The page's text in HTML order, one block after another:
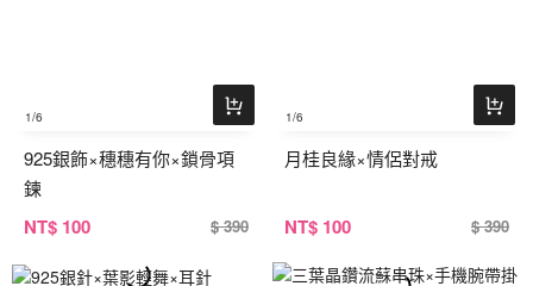
1/6
925銀飾×穗穗有你×鎖骨項
鍊
NT$ 100 $ 390
1/6
月桂良緣×情侶對戒
NT$ 100 $ 390